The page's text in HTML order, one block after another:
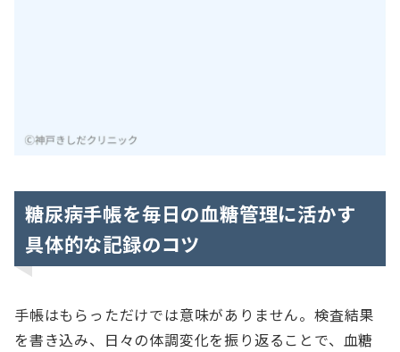
糖尿病手帳を毎日の血糖管理に活かす
具体的な記録のコツ
手帳はもらっただけでは意味がありません。検査結果
を書き込み、日々の体調変化を振り返ることで、血糖